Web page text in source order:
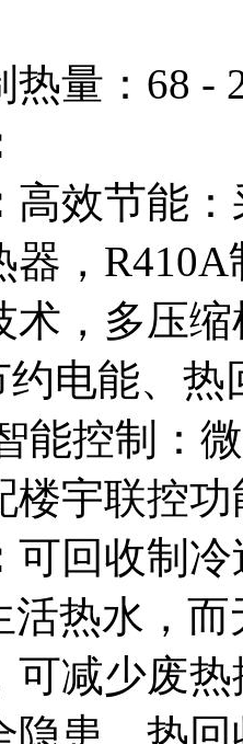
热量：68 -
高效节能
器，
术，多压
约电能、
能控制：
楼宇联控功
可回收制
热水，而
可减少废